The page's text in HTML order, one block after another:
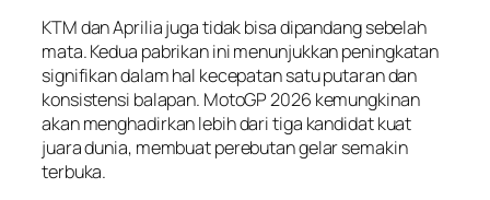
KTM dan Aprilia juga tidak bisa dipandang sebelah
mata. Kedua pabrikan ini menunjukkan peningkatan
signifikan dalam hal kecepatan satu putaran dan
konsistensi balapan. MotoGP 2026 kemungkinan
akan menghadirkan lebih dari tiga kandidat kuat
juara dunia, membuat perebutan gelar semakin
terbuka.